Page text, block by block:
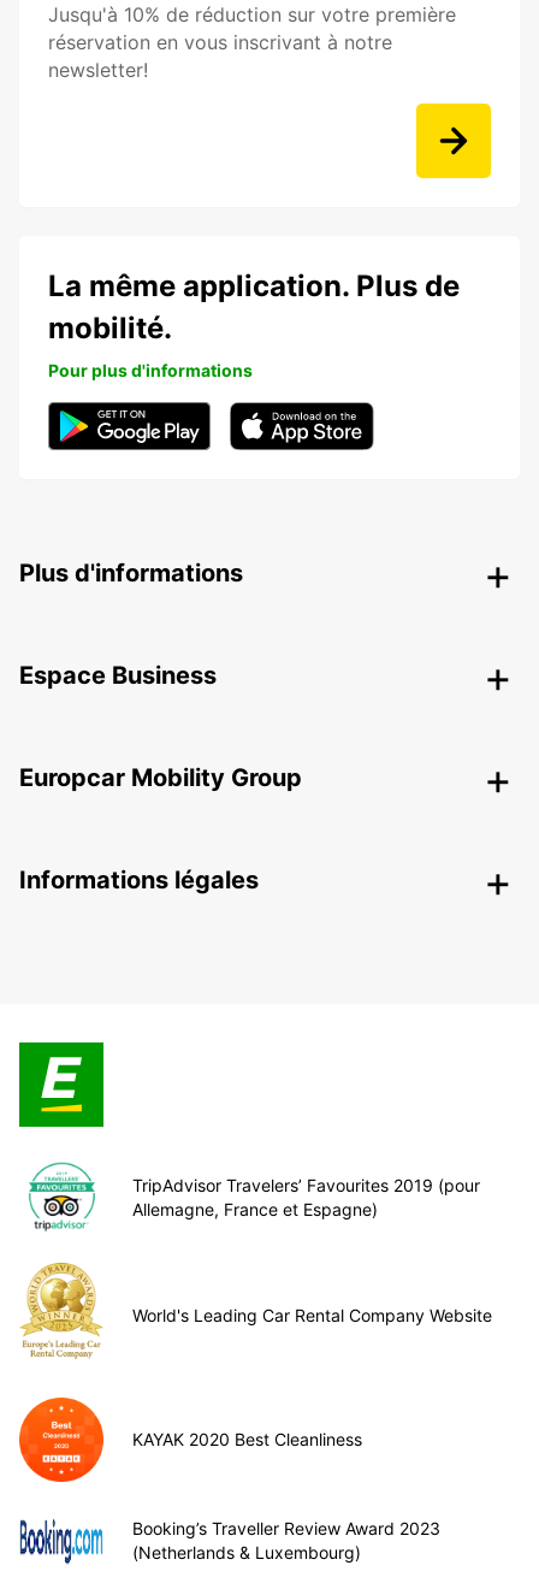
Jusqu'à 10% de réduction sur votre première
réservation en vous inscrivant à notre
newsletter!
La même application. Plus de
mobilité.
Pour plus d'informations
Plus d'informations
Espace Business
Europcar Mobility Group
Informations légales
TripAdvisor Travelers’ Favourites 2019 (pour
Allemagne, France et Espagne)
World's Leading Car Rental Company Website
KAYAK 2020 Best Cleanliness
Booking’s Traveller Review Award 2023
(Netherlands & Luxembourg)